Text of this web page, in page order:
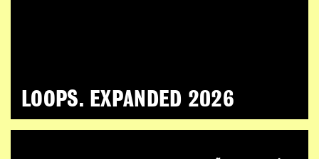
LOOPS. EXPANDED 2026